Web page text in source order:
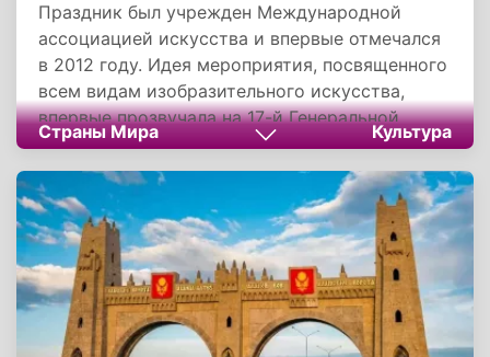
Праздник был учрежден Международной
ассоциацией искусства и впервые отмечался
в 2012 году. Идея мероприятия, посвященного
всем видам изобразительного искусства,
впервые прозвучала на 17-й Генеральной
Ассамблее Международной ассоциации
искусства. Ее предложил представитель
Турции. В качестве даты 15 апреля было
выбрано потому, что в этот день в 1452 году
родился Леонардо да Винчи, выдающийся
итальянский художник.
Страны Мира Культура